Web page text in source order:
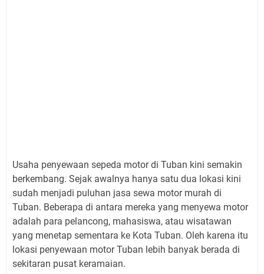
Usaha penyewaan sepeda motor di Tuban kini semakin
berkembang. Sejak awalnya hanya satu dua lokasi kini
sudah menjadi puluhan jasa sewa motor murah di
Tuban. Beberapa di antara mereka yang menyewa motor
adalah para pelancong, mahasiswa, atau wisatawan
yang menetap sementara ke Kota Tuban. Oleh karena itu
lokasi penyewaan motor Tuban lebih banyak berada di
sekitaran pusat keramaian.